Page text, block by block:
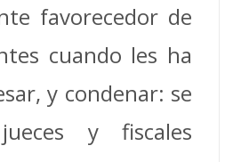
favorecedor de
cuando les ha
y condenar: se
y fiscales